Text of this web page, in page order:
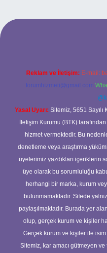
Reklam ve İletişim: E-mail:
forumhizmeti@gmail.com
Yasal Uyarı: Sitemiz, 5651
İletişim Kurumu (BTK)
hizmet vermektedir. Bu
denetleme veya araştırma
üyelerimiz yazdıkları içeriklerin
üye olarak bu sorumluluğu
herhangi bir marka, kurum
bulunmamaktadır. Sitede
paylaşılmaktadır. Burada yer
olup, gerçek kurum ve kişiler
Gerçek kurum ve kişiler ile
Sitemiz, kar amacı gütmeyen